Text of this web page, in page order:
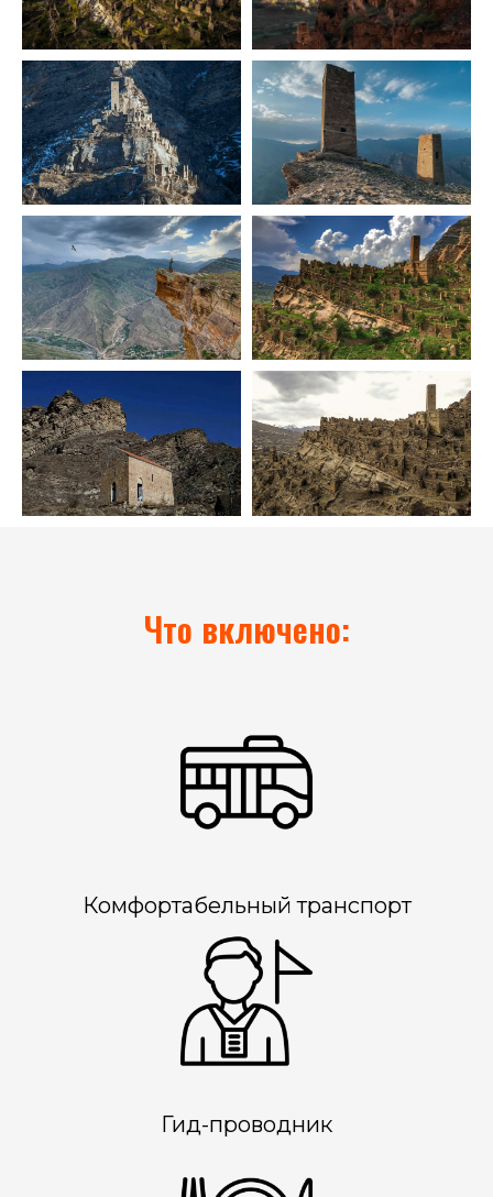
Что включено:
Комфортабельный транспорт
Гид-проводник